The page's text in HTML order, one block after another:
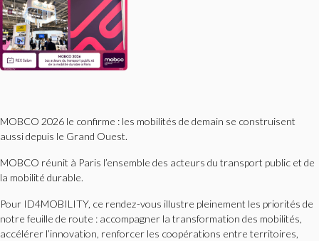
MOBCO 2026 le confirme : les mobilités de demain se construisent
aussi depuis le Grand Ouest.
MOBCO réunit à Paris l’ensemble des acteurs du transport public et de
la mobilité durable.
Pour ID4MOBILITY, ce rendez-vous illustre pleinement les priorités de
notre feuille de route : accompagner la transformation des mobilités,
accélérer l’innovation, renforcer les coopérations entre territoires,